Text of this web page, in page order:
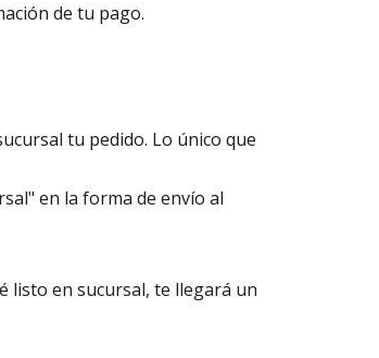
de tu pago.
tu pedido. Lo único que
en la forma de envío al
listo en sucursal, te llegará un